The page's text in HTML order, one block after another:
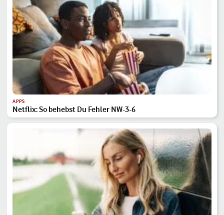
APPS
Netflix: So behebst Du Fehler NW-3-6